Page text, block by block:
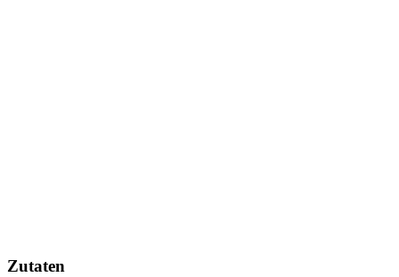
Zutaten